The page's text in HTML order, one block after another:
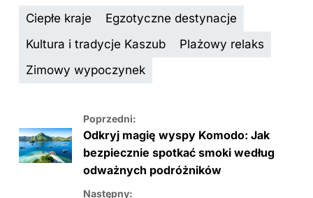
c
e
o
k
er
e
k
e
dI
n
d
di
g
g
p
y
Li
Ciepłe kraje
Egzotyczne destynacje
Kultura i tradycje Kaszub
Plażowy relaks
Zimowy wypoczynek
Poprzedni:
Odkryj magię wyspy Komodo: Jak
bezpiecznie spotkać smoki według
odważnych podróżników
Następny: